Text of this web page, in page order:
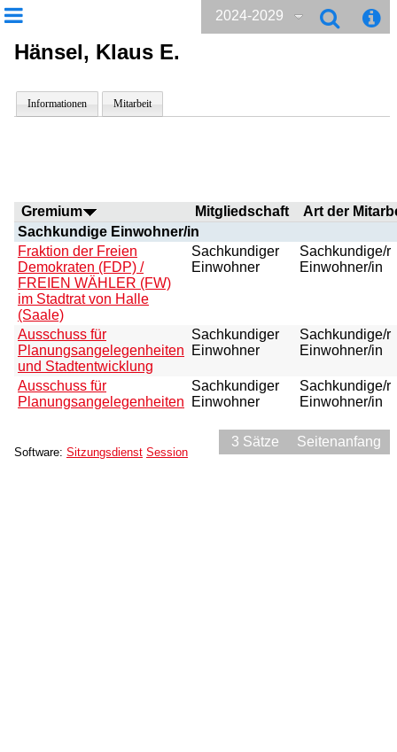
2024-2029
Hänsel, Klaus E.
Informationen Mitarbeit
Gremium Mitgliedschaft
Art der
Sachkundige Einwohner/in
Fraktion der Freien
Demokraten (FDP) /
FREIEN WÄHLER (FW)
im Stadtrat von Halle
(Saale)
Sachkundiger
Einwohner
Sachkundige/r
Einwohner/in
Ausschuss für
Planungsangelegenheiten
und Stadtentwicklung
Sachkundiger
Einwohner
Sachkundige/r
Einwohner/in
Ausschuss für
Planungsangelegenheiten
Sachkundiger
Einwohner
Sachkundige/r
Einwohner/in
3 Sätze Seitenanfang
Software: Sitzungsdienst Session